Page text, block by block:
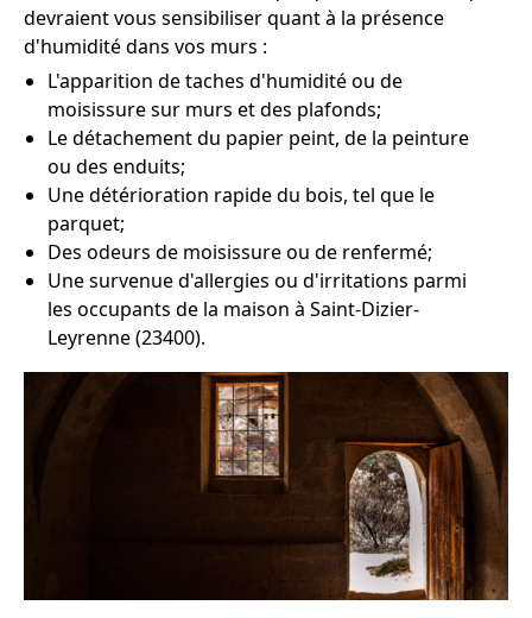
devraient vous sensibiliser quant à la présence
d'humidité dans vos murs :
L'apparition de taches d'humidité ou de
moisissure sur murs et des plafonds;
Le détachement du papier peint, de la peinture
ou des enduits;
Une détérioration rapide du bois, tel que le
parquet;
Des odeurs de moisissure ou de renfermé;
Une survenue d'allergies ou d'irritations parmi
les occupants de la maison à Saint-Dizier-
Leyrenne (23400).